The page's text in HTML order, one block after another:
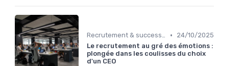
Recrutement & succession du dirigeant •
24/10/2025
Le recrutement au gré des émotions :
plongée dans les coulisses du choix
d'un CEO